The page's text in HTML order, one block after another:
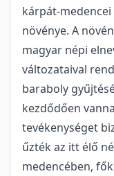
kárpát-
növénye. A
magyar népi
változataival
baraboly
kezdődően
tevékenységet
űzték az itt élő
medencében,